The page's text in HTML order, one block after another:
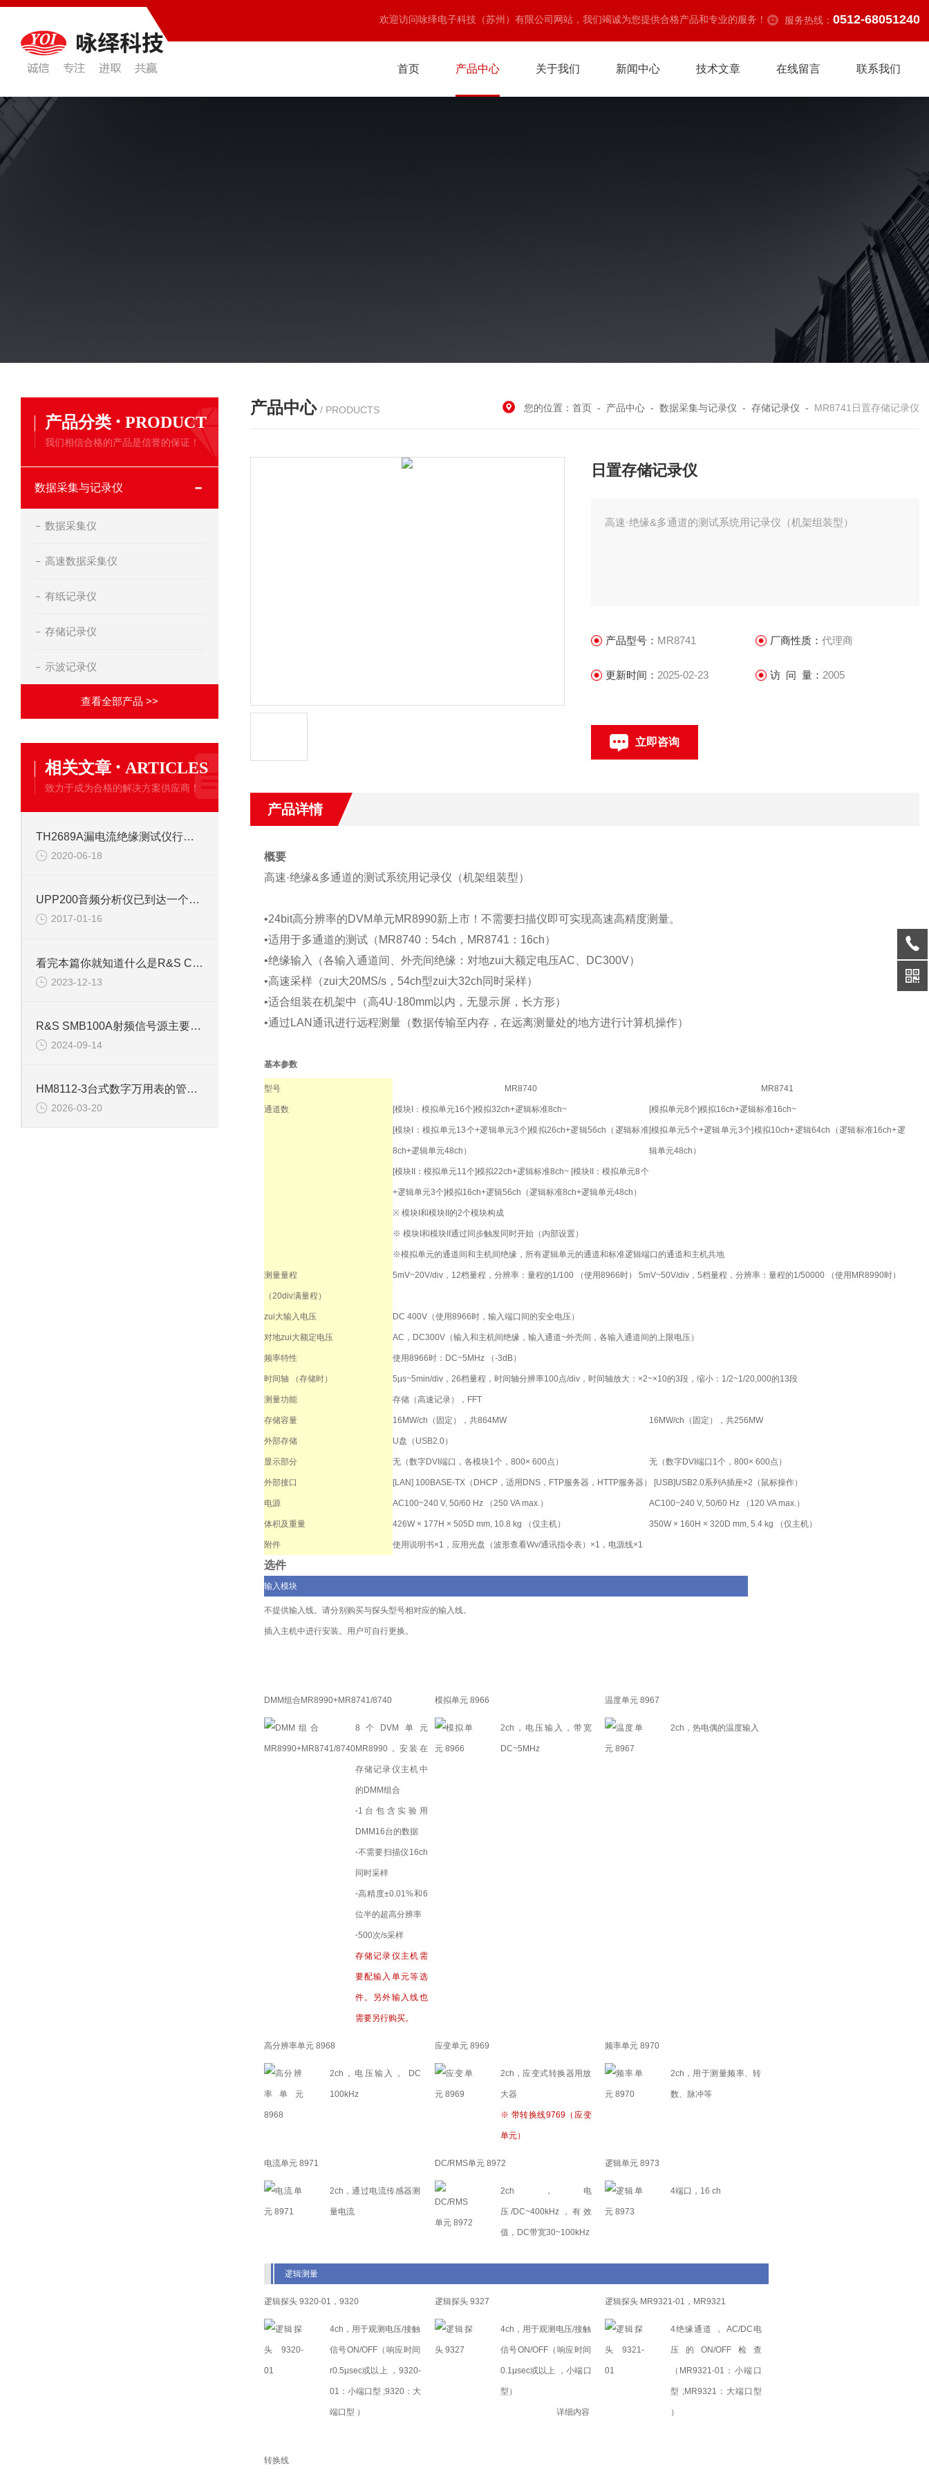
欢迎访问咏绎电子科技（苏州）有限公司网站，我们竭诚为您提供合格产品和专业的服务！ 服务热线： 0512-68051240
首页 产品中心 关于我们 新闻中心 技术文章 在线留言 联系我们
产品分类 · PRODUCT
我们相信合格的产品是信誉的保证！
数据采集与记录仪
数据采集仪
高速数据采集仪
有纸记录仪
存储记录仪
示波记录仪
查看全部产品 >>
相关文章 · ARTICLES
致力于成为合格的解决方案供应商！
TH2689A漏电流绝缘测试仪行业加快技术更新步伐
2020-06-18
UPP200音频分析仪已到达一个新的高度
2017-01-16
看完本篇你就知道什么是R&S CMW500综测仪了
2023-12-13
R&S SMB100A射频信号源主要用于产生稳定和精确的射频信号
2024-09-14
HM8112-3台式数字万用表的管理与使用意义
2026-03-20
产品中心 / PRODUCTS 您的位置： 首页 - 产品中心 - 数据采集与记录仪 - 存储记录仪 - MR8741日置存储记录仪
日置存储记录仪
高速·绝缘&多通道的测试系统用记录仪（机架组装型）
产品型号： MR8741 厂商性质： 代理商
更新时间： 2025-02-23 访 问 量： 2005
立即咨询
产品详情
概要
高速·绝缘&多通道的测试系统用记录仪（机架组装型）
•24bit高分辨率的DVM单元MR8990新上市！不需要扫描仪即可实现高速高精度测量。
•适用于多通道的测试（MR8740：54ch，MR8741：16ch）
•绝缘输入（各输入通道间、外壳间绝缘：对地zui大额定电压AC、DC300V）
•高速采样（zui大20MS/s，54ch型zui大32ch同时采样）
•适合组装在机架中（高4U·180mm以内，无显示屏，长方形）
•通过LAN通讯进行远程测量（数据传输至内存，在远离测量处的地方进行计算机操作）
基本参数
型号 MR8740 MR8741
通道数 [模块I：模拟单元16个]模拟32ch+逻辑标准8ch~
[模块I：模拟单元13个+逻辑单元3个]模拟26ch+逻辑56ch（逻辑标准
8ch+逻辑单元48ch）
[模块II：模拟单元11个]模拟22ch+逻辑标准8ch~ [模块II：模拟单元8个
+逻辑单元3个]模拟16ch+逻辑56ch（逻辑标准8ch+逻辑单元48ch）
※ 模块I和模块II的2个模块构成
※ 模块I和模块II通过同步触发同时开始（内部设置）
[模拟单元8个]模拟16ch+逻辑标准16ch~
[模拟单元5个+逻辑单元3个]模拟10ch+逻辑64ch（逻辑标准16ch+逻
辑单元48ch）
※模拟单元的通道间和主机间绝缘，所有逻辑单元的通道和标准逻辑端口的通道和主机共地
测量量程
（20div满量程）
5mV~20V/div，12档量程，分辨率：量程的1/100 （使用8966时） 5mV~50V/div，5档量程，分辨率：量程的1/50000 （使用MR8990时）
zui大输入电压 DC 400V（使用8966时，输入端口间的安全电压）
对地zui大额定电压 AC，DC300V（输入和主机间绝缘，输入通道~外壳间，各输入通道间的上限电压）
频率特性 使用8966时：DC~5MHz （-3dB）
时间轴 （存储时） 5μs~5min/div，26档量程，时间轴分辨率100点/div，时间轴放大：×2~×10的3段，缩小：1/2~1/20,000的13段
测量功能 存储（高速记录），FFT
存储容量 16MW/ch（固定），共864MW 16MW/ch（固定），共256MW
外部存储 U盘（USB2.0）
显示部分 无（数字DVI端口，各模块1个，800× 600点） 无（数字DVI端口1个，800× 600点）
外部接口 [LAN] 100BASE-TX（DHCP，适用DNS，FTP服务器，HTTP服务器） [USB]USB2.0系列A插座×2（鼠标操作）
电源 AC100~240 V, 50/60 Hz （250 VA max.） AC100~240 V, 50/60 Hz （120 VA max.）
体积及重量 426W × 177H × 505D mm, 10.8 kg （仅主机） 350W × 160H × 320D mm, 5.4 kg （仅主机）
附件 使用说明书×1，应用光盘（波形查看Wv/通讯指令表）×1，电源线×1
选件
输入模块
不提供输入线。请分别购买与探头型号相对应的输入线。
插入主机中进行安装。用户可自行更换。
DMM组合MR8990+MR8741/8740
8个DVM单元
MR8990，安装在
存储记录仪主机中
的DMM组合
·1台包含实验用
DMM16台的数据
·不需要扫描仪16ch
同时采样
·高精度±0.01%和6
位半的超高分辨率
·500次/s采样
存储记录仪主机需
要配输入单元等选
件。另外输入线也
需要另行购买。
模拟单元 8966
2ch，电压输入，带宽
DC~5MHz
温度单元 8967
2ch，热电偶的温度输入
高分辨率单元 8968
2ch，电压输入， DC
100kHz
应变单元 8969
2ch，应变式转换器用放
大器
※ 带转换线9769（应变
单元）
频率单元 8970
2ch，用于测量频率、转
数、脉冲等
电流单元 8971
2ch，通过电流传感器测
量电流
DC/RMS单元 8972
2ch，电
压/DC~400kHz，有效
值，DC带宽30~100kHz
逻辑单元 8973
4端口，16 ch
逻辑测量
逻辑探头 9320-01，9320
4ch，用于观测电压/接触
信号ON/OFF（响应时间
r0.5μsec或以上 ，9320-
01：小端口型 ;9320：大
端口型 ）
逻辑探头 9327
4ch，用于观测电压/接触
信号ON/OFF（响应时间
0.1μsec或以上 ，小端口
型）
详细内容
逻辑探头 MR9321-01，MR9321
4绝缘通道 ， AC/DC电
压的ON/OFF检查
（MR9321-01：小端口
型 ;MR9321：大端口型
）
转换线